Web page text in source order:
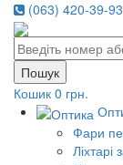
(063) 420-39-
Кошик 0 грн.
Фари
Ліхтарі